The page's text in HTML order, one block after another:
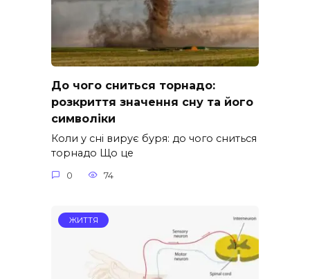
До чого сниться торнадо:
розкриття значення сну та його
символіки
Коли у сні вирує буря: до чого сниться
торнадо Що це
0 74
ЖИТТЯ